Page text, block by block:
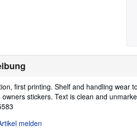
first printing. Shelf and handling wear
owners stickers. Text is clean and
melden